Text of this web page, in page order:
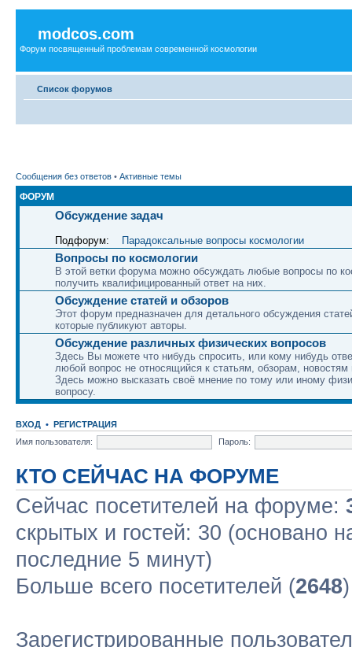
modcos.com
Форум посвященный проблемам современной космологии
Список форумов
Сообщения без ответов • Активные темы
ФОРУМ
Обсуждение задач
Подфорум: Парадоксальные вопросы космологии
Вопросы по космологии
В этой ветки форума можно обсуждать любые вопросы по
получить квалифицированный ответ на них.
Обсуждение статей и обзоров
Этот форум предназначен для детального обсуждения
которые публикуют авторы.
Обсуждение различных физических вопросов
Здесь Вы можете что нибудь спросить, или кому нибудь
любой вопрос не относящийся к статьям, обзорам, новостям
Здесь можно высказать своё мнение по тому или иному
вопросу.
ВХОД • РЕГИСТРАЦИЯ
Имя пользователя:
Пароль:
КТО СЕЙЧАС НА ФОРУМЕ
Сейчас посетителей на форуме:
скрытых и гостей: 30 (основано
последние 5 минут)
Больше всего посетителей (2648
Зарегистрированные